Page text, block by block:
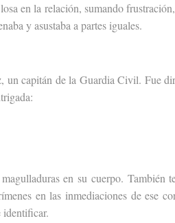
en la relación, sumando
y asustaba a partes iguales.
capitán de la Guardia Civil. Fue
en su cuerpo. También
en las inmediaciones de ese
identificar.